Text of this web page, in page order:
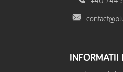
INFORMATII